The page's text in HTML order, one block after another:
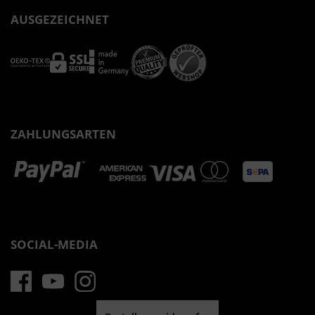
AUSGEZEICHNET
ZAHLUNGSARTEN
SOCIAL-MEDIA